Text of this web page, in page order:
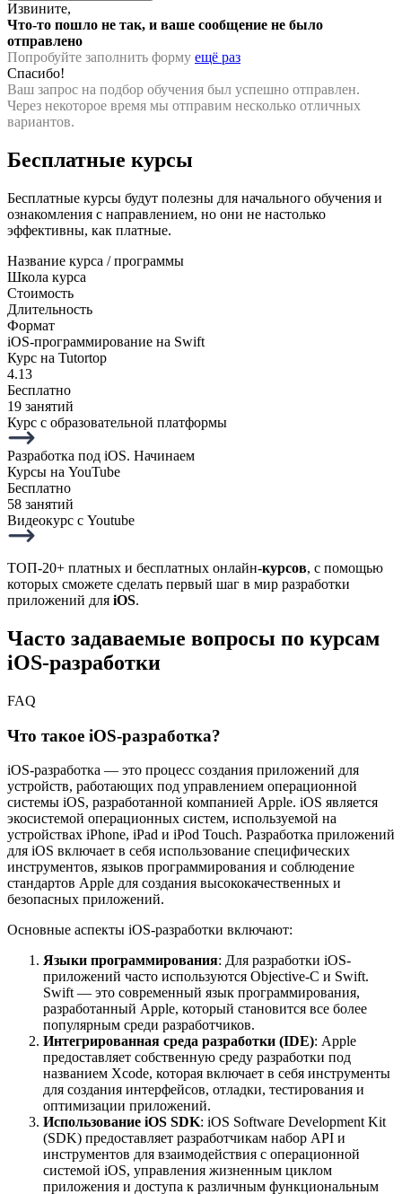
Извините,
Что-то пошло не так, и ваше сообщение не было
отправлено
Попробуйте заполнить форму ещё раз
Спасибо!
Ваш запрос на подбор обучения был успешно отправлен.
Через некоторое время мы отправим несколько отличных
вариантов.
Бесплатные курсы
Бесплатные курсы будут полезны для начального обучения и
ознакомления с направлением, но они не настолько
эффективны, как платные.
Название курса / программы
Школа курса
Стоимость
Длительность
Формат
iOS-программирование на Swift
Курс на Tutortop
4.13
Бесплатно
19 занятий
Курс с образовательной платформы
Разработка под iOS. Начинаем
Курсы на YouTube
Бесплатно
58 занятий
Видеокурс с Youtube
ТОП-20+ платных и бесплатных онлайн-курсов, с помощью
которых сможете сделать первый шаг в мир разработки
приложений для iOS.
Часто задаваемые вопросы по курсам
iOS-разработки
FAQ
Что такое iOS-разработка?
iOS-разработка — это процесс создания приложений для
устройств, работающих под управлением операционной
системы iOS, разработанной компанией Apple. iOS является
экосистемой операционных систем, используемой на
устройствах iPhone, iPad и iPod Touch. Разработка приложений
для iOS включает в себя использование специфических
инструментов, языков программирования и соблюдение
стандартов Apple для создания высококачественных и
безопасных приложений.
Основные аспекты iOS-разработки включают:
Языки программирования: Для разработки iOS-
приложений часто используются Objective-C и Swift.
Swift — это современный язык программирования,
разработанный Apple, который становится все более
популярным среди разработчиков.
Интегрированная среда разработки (IDE): Apple
предоставляет собственную среду разработки под
названием Xcode, которая включает в себя инструменты
для создания интерфейсов, отладки, тестирования и
оптимизации приложений.
Использование iOS SDK: iOS Software Development Kit
(SDK) предоставляет разработчикам набор API и
инструментов для взаимодействия с операционной
системой iOS, управления жизненным циклом
приложения и доступа к различным функциональным